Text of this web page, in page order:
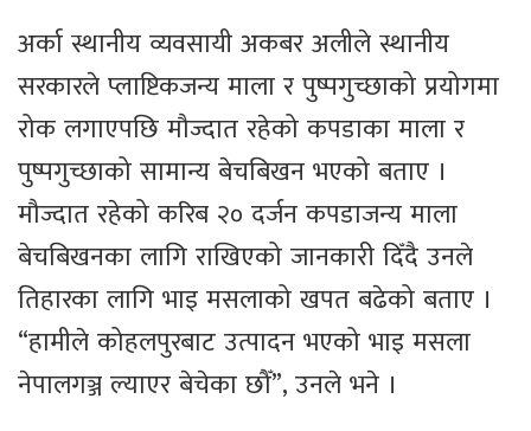
अर्का स्थानीय व्यवसायी अकबर अलीले स्थानीय
सरकारले प्लाष्टिकजन्य माला र पुष्पगुच्छाको प्रयोगमा
रोक लगाएपछि मौज्दात रहेको कपडाका माला र
पुष्पगुच्छाको सामान्य बेचबिखन भएको बताए ।
मौज्दात रहेको करिब २० दर्जन कपडाजन्य माला
बेचबिखनका लागि राखिएको जानकारी दिँदै उनले
तिहारका लागि भाइ मसलाको खपत बढेको बताए ।
“हामीले कोहलपुरबाट उत्पादन भएको भाइ मसला
नेपालगञ्ज ल्याएर बेचेका छौँ”, उनले भने ।